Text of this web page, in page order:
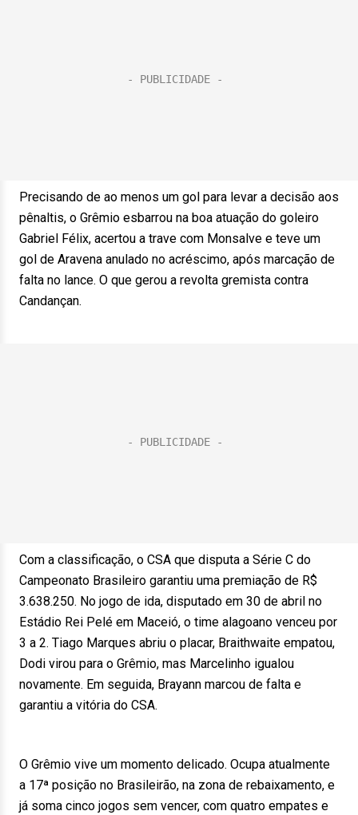
Precisando de ao menos um gol para levar a decisão aos
pênaltis, o Grêmio esbarrou na boa atuação do goleiro
Gabriel Félix, acertou a trave com Monsalve e teve um
gol de Aravena anulado no acréscimo, após marcação de
falta no lance. O que gerou a revolta gremista contra
Candançan.
Com a classificação, o CSA que disputa a Série C do
Campeonato Brasileiro garantiu uma premiação de R$
3.638.250. No jogo de ida, disputado em 30 de abril no
Estádio Rei Pelé em Maceió, o time alagoano venceu por
3 a 2. Tiago Marques abriu o placar, Braithwaite empatou,
Dodi virou para o Grêmio, mas Marcelinho igualou
novamente. Em seguida, Brayann marcou de falta e
garantiu a vitória do CSA.
O Grêmio vive um momento delicado. Ocupa atualmente
a 17ª posição no Brasileirão, na zona de rebaixamento, e
já soma cinco jogos sem vencer, com quatro empates e